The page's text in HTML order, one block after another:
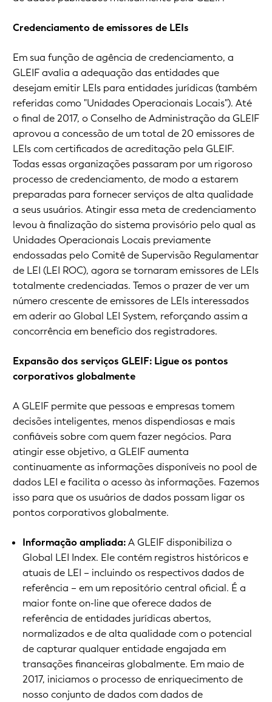
Credenciamento de emissores de LEIs
Em sua função de agência de credenciamento, a
GLEIF avalia a adequação das entidades que
desejam emitir LEIs para entidades jurídicas (também
referidas como "Unidades Operacionais Locais"). Até
o final de 2017, o Conselho de Administração da GLEIF
aprovou a concessão de um total de 20 emissores de
LEIs com certificados de acreditação pela GLEIF.
Todas essas organizações passaram por um rigoroso
processo de credenciamento, de modo a estarem
preparadas para fornecer serviços de alta qualidade
a seus usuários. Atingir essa meta de credenciamento
levou à finalização do sistema provisório pelo qual as
Unidades Operacionais Locais previamente
endossadas pelo Comitê de Supervisão Regulamentar
de LEI (LEI ROC), agora se tornaram emissores de LEIs
totalmente credenciadas. Temos o prazer de ver um
número crescente de emissores de LEIs interessados
em aderir ao Global LEI System, reforçando assim a
concorrência em benefício dos registradores.
Expansão dos serviços GLEIF: Ligue os pontos
corporativos globalmente
A GLEIF permite que pessoas e empresas tomem
decisões inteligentes, menos dispendiosas e mais
confiáveis sobre com quem fazer negócios. Para
atingir esse objetivo, a GLEIF aumenta
continuamente as informações disponíveis no pool de
dados LEI e facilita o acesso às informações. Fazemos
isso para que os usuários de dados possam ligar os
pontos corporativos globalmente.
Informação ampliada:A GLEIF disponibiliza o
Global LEI Index. Ele contém registros históricos e
atuais de LEI – incluindo os respectivos dados de
referência – em um repositório central oficial. É a
maior fonte on-line que oferece dados de
referência de entidades jurídicas abertos,
normalizados e de alta qualidade com o potencial
de capturar qualquer entidade engajada em
transações financeiras globalmente. Em maio de
2017, iniciamos o processo de enriquecimento de
nosso conjunto de dados com dados de